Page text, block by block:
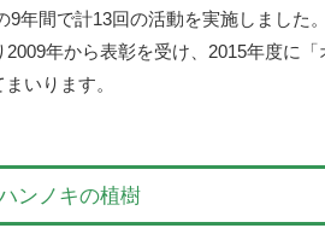
9年間で計13回の活動を実施しまし
年から表彰を受け、2015年度に
いります。
ンノキの植樹